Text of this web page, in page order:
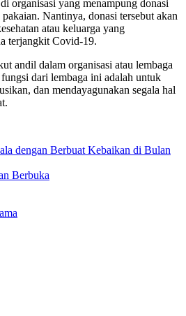
organisasi yang menampung donasi
Nantinya, donasi tersebut akan
atau keluarga yang
terjangkit Covid-19.
andil dalam organisasi atau lembaga
dari lembaga ini adalah untuk
dan mendayagunakan segala hal
dengan Berbuat Kebaikan di Bulan
Berbuka